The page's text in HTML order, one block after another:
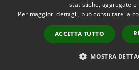
statistiche, aggregate e
Per maggiori dettagli, può consultare la
ACCETTA TUTTO
MOSTRA